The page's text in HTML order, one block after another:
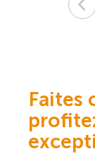
Faites